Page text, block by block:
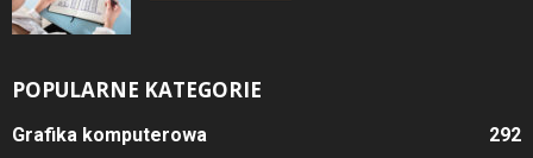
POPULARNE KATEGORIE
Grafika komputerowa 292